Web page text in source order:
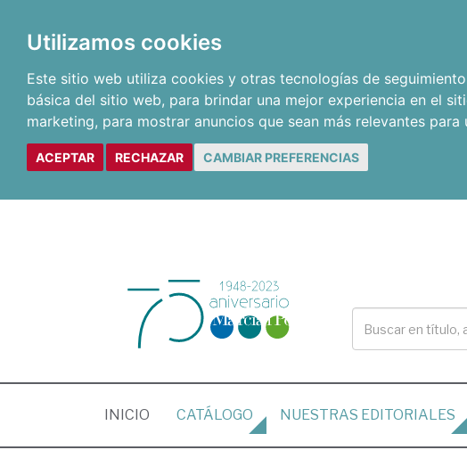
Utilizamos cookies
Este sitio web utiliza cookies y otras tecnologías de
básica del sitio web, para brindar una mejor experiencia en el
marketing, para mostrar anuncios que sean más relevantes para
ACEPTAR RECHAZAR CAMBIAR PREFERENCIAS
INICIO (CURRENT)
CATÁLOGO NUESTRAS EDITORIALES